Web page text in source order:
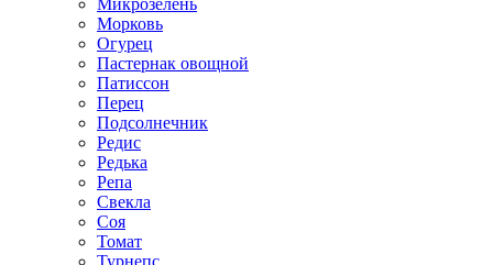
Микрозелень
Морковь
Огурец
Пастернак овощной
Патиссон
Перец
Подсолнечник
Редис
Редька
Репа
Свекла
Соя
Томат